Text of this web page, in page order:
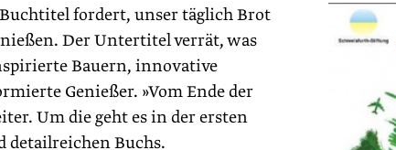
Buchtitel fordert, unser täglich Brot
Der Untertitel verrät, was
Bauern, innovative
Genießer. »Vom Ende der
Um die geht es in der ersten
detailreichen Buchs.